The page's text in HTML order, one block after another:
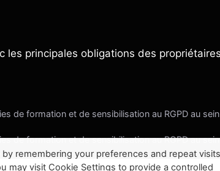
les principales obligations des
de formation et de sensibilisation au RGPD au sein
de formation et de sensibilisation au RGPD au sein
remembering your preferences and repeat
may visit Cookie Settings to provide a controlled